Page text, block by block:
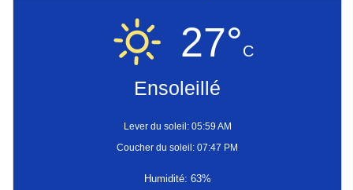
27°C
Ensoleillé
Lever du soleil: 05:59 AM
Coucher du soleil: 07:47 PM
Humidité: 63%